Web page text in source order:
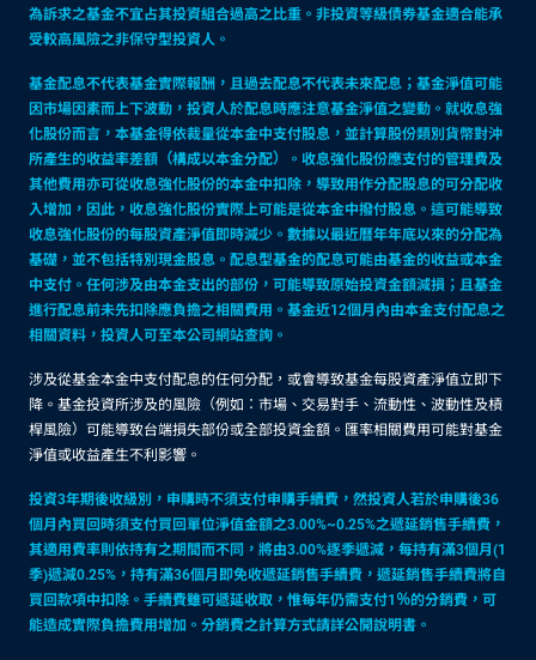
為訴求之基金不宜占其投資組合過高之比重。非投資等級債券基金適合能承
受較高風險之非保守型投資人。
基金配息不代表基金實際報酬，且過去配息不代表未來配息；基金淨值可能
因市場因素而上下波動，投資人於配息時應注意基金淨值之變動。就收息強
化股份而言，本基金得依裁量從本金中支付股息，並計算股份類別貨幣對沖
所產生的收益率差額（構成以本金分配）。收息強化股份應支付的管理費及
其他費用亦可從收息強化股份的本金中扣除，導致用作分配股息的可分配收
入增加，因此，收息強化股份實際上可能是從本金中撥付股息。這可能導致
收息強化股份的每股資產淨值即時減少。數據以最近曆年年底以來的分配為
基礎，並不包括特別現金股息。配息型基金的配息可能由基金的收益或本金
中支付。任何涉及由本金支出的部份，可能導致原始投資金額減損；且基金
進行配息前未先扣除應負擔之相關費用。基金近12個月內由本金支付配息之
相關資料，投資人可至本公司網站查詢。
涉及從基金本金中支付配息的任何分配，或會導致基金每股資產淨值立即下
降。基金投資所涉及的風險（例如：市場、交易對手、流動性、波動性及槓
桿風險）可能導致台端損失部份或全部投資金額。匯率相關費用可能對基金
淨值或收益產生不利影響。
投資3年期後收級別，申購時不須支付申購手續費，然投資人若於申購後36
個月內買回時須支付買回單位淨值金額之3.00%~0.25%之遞延銷售手續費，
其適用費率則依持有之期間而不同，將由3.00%逐季遞減，每持有滿3個月(1
季)遞減0.25%，持有滿36個月即免收遞延銷售手續費，遞延銷售手續費將自
買回款項中扣除。手續費雖可遞延收取，惟每年仍需支付1％的分銷費，可
能造成實際負擔費用增加。分銷費之計算方式請詳公開說明書。